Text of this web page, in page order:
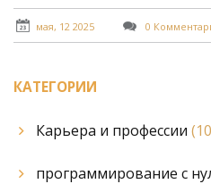
мая, 12 2025 0
КАТЕГОРИИ
Карьера и профессии
программирование с